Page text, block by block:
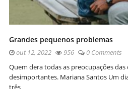
Grandes pequenos problemas
out 12, 2022 956
0 Comments
Quem dera todas as preocupações das
desimportantes. Mariana Santos Um
três